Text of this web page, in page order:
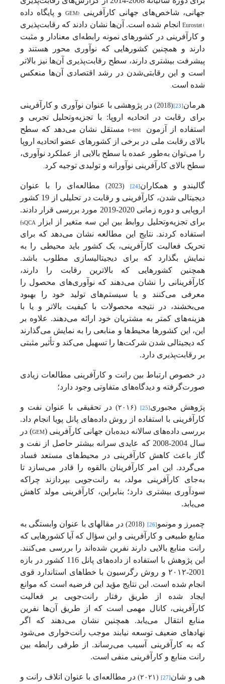
جهانی، شاخص‌های جهانی کارآفرینی GEM)و پایگاه داده
(
Eurostat انجام شده است. آن‌ها نشان دادند که رقابت‌پذیری
و کارآفرینی در کشورهای نمونه رابطه‌ای معنادار و مثبت
دارند و همچنین کشورهایی که نوآوری محور هستند و
پیشرفت بیشتری دارند، سطح رقابت‌پذیری آن‌ها نیز بالاتر
است و این رقابتی‌شدن در رشد اقتصادی آن‌ها منعکس
شده است.
هرمان [23]
(2018)
در پژوهشی با عنوان نوآوری و کارآفرینی
برای رقابت در اتحادیه اروپا: با تجزیه‌وتحلیل تجربی و
استفاده از
آزمون t-test مستقل نشان می‌دهد که سطح
بالای رقابت ملی در برخی از کشورهای عضو اتحادیه اروپا
را می‌توان به‌طور عمده با سطح بالایی از عملکرد نوآوری،
سطح بالای کارآفرینی نوآورانه و تولیدی توجیه کرد.
گالیندو و همکاران [24]
(2023)
مطالعه‌ای را با عنوان
دیجیتالی شدن، کارآفرینی و رقابت در تحلیلی از 19 کشور
اروپایی و دوره زمانی 2020-2019 مورد بررسی قرار دادند.
برای تجزیه‌وتحلیل روابط بین این سه متغیر از ابزار fsQCA
استفاده کردند. نتایج این مطالعه نشان می‌دهد که برای
تحریک فعالیت کارآفرینی، یک کشور باید محیطی را به
نمایش بگذارد که برای دیجیتالی­سازی مطلوب باشد.
همچنین کشورهایی که بالاترین رقابت را دارند،
کارآفرینانی را نشان می‌دهند که نوآوری‌های محصول را
معرفی می‌کنند و یا سیستم‌های تولید خود را بهبود
می‌بخشند، در نتیجه محصولات با کیفیت بالاتر و یا با
هزینه‌های کمتر به مشتریان خود ارائه می‌دهند. علاوه بر
این، این کشورها محیط‌ها و منابعی را به نمایش می‌گذارند
که دیجیتالی شدن شرکت‌ها را تسهیل می‌کند و تأثیر مثبتی
بر رقابت‌پذیری دارد.
در خصوص ارتباط بین رانت و کارآفرینی مطالعات زیادی
صورت‌گرفته و دیدگاه‌های متفاوتی وجود دارد؛
پژوهش مجبوری [25] (۲۰۱۶)
در تحقیقی با عنوان نفت و
کارآفرینی با استفاده از روش داده‌های پانل پویا انجام داد.
بررسی داده‌های سالانه دیده‌بان جهانی کارآفرینی (GEM) در
سال 2004-2008 که عایدی سرانه بیشتر حاصل از نفت و
گاز باعث کاهش کارآفرینی در محیط‌های مستعد فساد
می‌گردد. این امر کارآفرینان بالقوه را قادر می‌سازد تا
به‌جای کارآفرینی مولد، به رانت‌جویی بپردازند چراکه
سودآوری بیشتری دارد؛ بنابراین، کارآفرینی مولد کاهش
می‌یابد.
چمبرز و مونمو [26]
(2018)
در مقاله­ای با عنوان وابستگی به
منابع طبیعی و کارآفرینی و این سؤال که آیا کشورهایی که
رانت منابع بالایی دارند نفرین شده‌اند را بررسی می‌کنند.
این پژوهش با استفاده از داده‌های پانل 116 کشور در بازه
2001-۲۰۱۲ و روش رگرسیون با خطاهای استاندارد قوی
انجام شده است. این نتایج مؤید این فرضیه است که موانع
ایجاد شده از طریق رفتار رانت‌جویی بر فعالیت
کارآفرینی، کانال مهمی است که از طریق آن‌ها نفرین
منابع انتقال می‌یابد. همچنین نشان می‌دهند که اگر
نهادهای ضعیف توسعه نیابند موجب رانت‌خواری می‌شود
که به کارآفرینی آسیب می‌رساند. از طرفی رابطه بین
رانت منابع و کارآفرینی منفی است.
هی و شان [27] (۲۰۲۱)
در مطالعه‌ای با عنوان اتلاف رانت و